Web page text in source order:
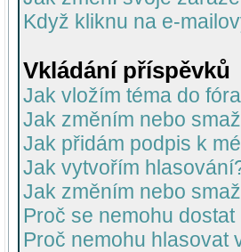
Když kliknu na e-
Vkládání příspěvků
Jak vložím téma do
Jak změním nebo
Jak přidám podpis k
Jak vytvořím
Jak změním nebo
Proč se nemohu dostat
Proč nemohu hlasovat